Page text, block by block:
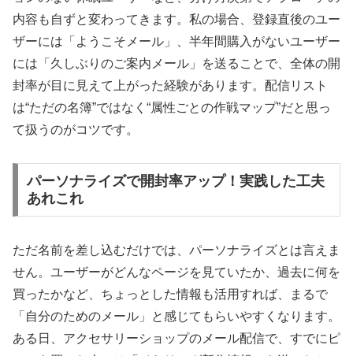
内容も自ずと変わってきます。私の場合、登録直後のユー
ザーには「ようこそメール」、半年間購入がないユーザー
には「久しぶりのご案内メール」を送ることで、全体の開
封率が目に見えて上がった経験があります。配信リスト
は“ただの名簿”ではなく“属性ごとの作戦マップ”だと思っ
て扱うのがコツです。
パーソナライズで開封率アップ！実践した工夫
あれこれ
ただ名前を差し込むだけでは、パーソナライズとは言えま
せん。ユーザーがどんなページを見ていたか、過去に何を
買ったかなど、ちょっとした情報も活用すれば、まるで
「自分のためのメール」と感じてもらいやすくなります。
ある日、アクセサリーショップのメール配信で、すでにピ